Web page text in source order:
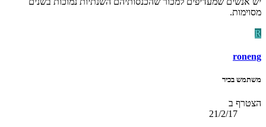
מסוימות.
R
roneng
משתמש בכיר
הצטרף ב
21/2/17